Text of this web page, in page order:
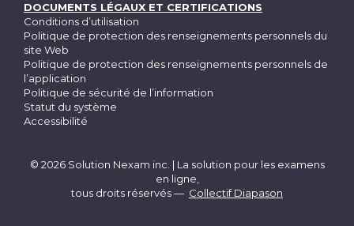
DOCUMENTS LÉGAUX ET CERTIFICATIONS
Conditions d’utilisation
Politique de protection des renseignements personnels du
site Web
Politique de protection des renseignements personnels de
l’application
Politique de sécurité de l’information
Statut du système
Accessibilité
© 2026 Solution Nexam inc. | La solution pour les examens
en ligne
tous droits réservés— Collectif Diapason